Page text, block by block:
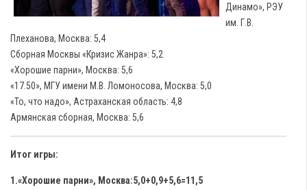
Динамо», РЭУ
им. Г.В.
Плеханова, Москва: 5,4
Сборная Москвы «Кризис Жанра»: 5,2
«Хорошие парни», Москва: 5,6
«17.50», МГУ имени М.В. Ломоносова, Москва: 5,0
«То, что надо», Астраханская область: 4,8
Армянская сборная, Москва: 5,6
Итог игры:
1.«Хорошие парни», Москва:5,0+0,9+5,6=11,5